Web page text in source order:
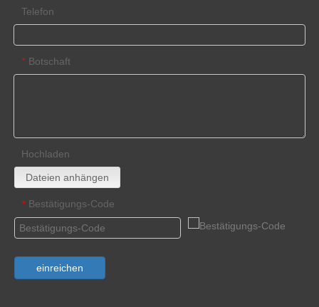
Telefon
* Botschaft
Hochladen
Dateien anhängen
* Bestätigungs-Code
einreichen